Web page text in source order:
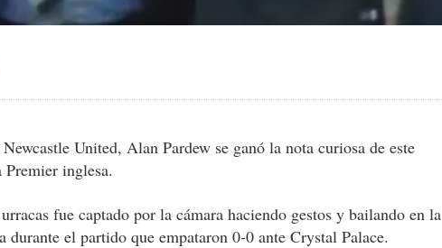
United, Alan Pardew se ganó la nota curiosa de este
inglesa.
fue captado por la cámara haciendo gestos y bailando en la
durante el partido que empataron 0-0 ante Crystal Palace.